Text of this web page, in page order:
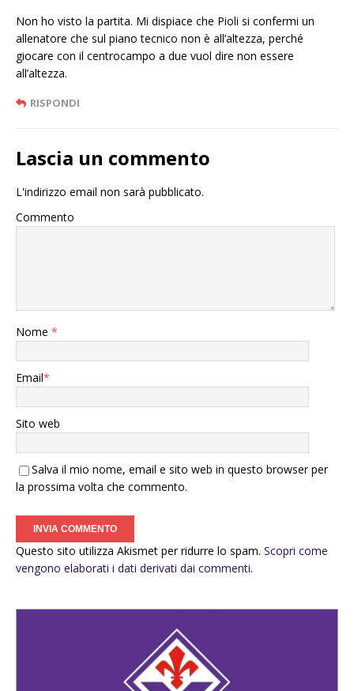
Non ho visto la partita. Mi dispiace che Pioli si confermi un
allenatore che sul piano tecnico non è all’altezza, perché
giocare con il centrocampo a due vuol dire non essere
all’altezza.
RISPONDI
Lascia un commento
L'indirizzo email non sarà pubblicato.
Commento
Nome *
Email*
Sito web
Salva il mio nome, email e sito web in questo browser per
la prossima volta che commento.
Questo sito utilizza Akismet per ridurre lo spam. Scopri come
vengono elaborati i dati derivati dai commenti.